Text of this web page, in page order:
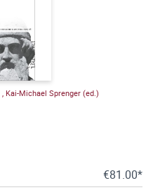
Kai-Michael Sprenger (ed.)
€81.00*